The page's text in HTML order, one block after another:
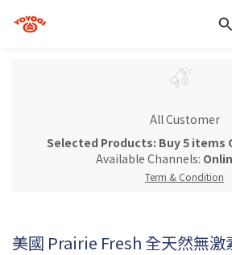
All Customer
Selected Products: Buy 5 items
Available Channels:
Term & Condition
美國 Prairie Fresh 全天然無激